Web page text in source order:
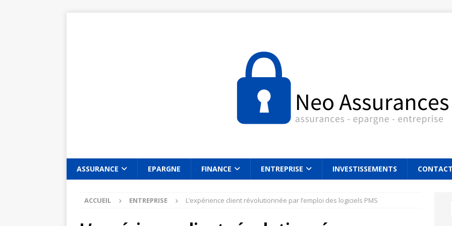
ASSURANCE EPARGNE FINANCE ENTREPRISE INVESTISSEMENTS
ACCUEIL ENTREPRISE L’expérience client révolutionnée par l’emploi des logiciels PMS